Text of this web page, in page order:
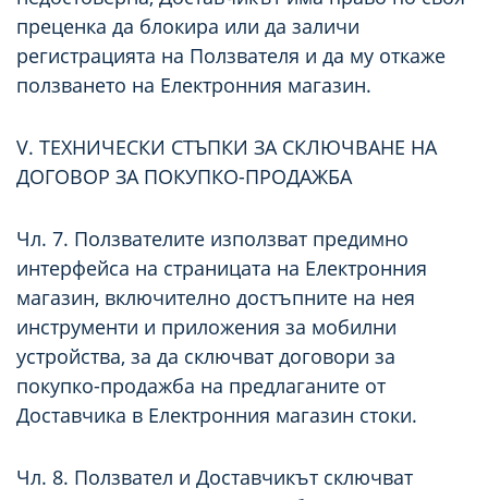
преценка да блокира или да заличи
регистрацията на Ползвателя и да му откаже
ползването на Електронния магазин.
V. ТЕХНИЧЕСКИ СТЪПКИ ЗА СКЛЮЧВАНЕ НА
ДОГОВОР ЗА ПОКУПКО-ПРОДАЖБА
Чл. 7. Ползвателите използват предимно
интерфейса на страницата на Електронния
магазин, включително достъпните на нея
инструменти и приложения за мобилни
устройства, за да сключват договори за
покупко-продажба на предлаганите от
Доставчика в Електронния магазин стоки.
Чл. 8. Ползвател и Доставчикът сключват